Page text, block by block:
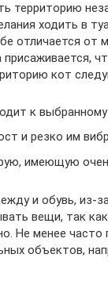
территорию
ходить в
отличается от
присаживается,
кот
к
и резко им
имеющую
и обувь, из-
вещи, так
Не менее часто
объектов,